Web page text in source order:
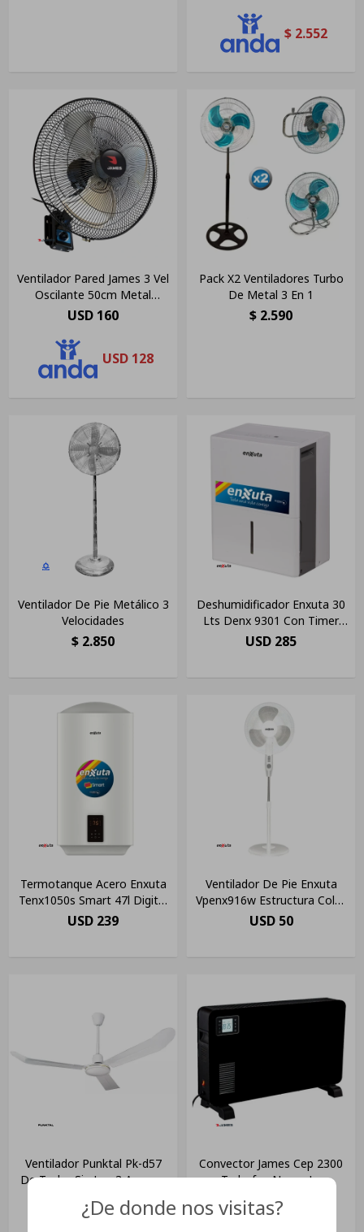
$ 2.552
Ventilador Pared James 3 Vel
Oscilante 50cm Metal
Vwi200 Ltc
USD 160
USD 128
Pack X2 Ventiladores Turbo
De Metal 3 En 1
$ 2.590
Ventilador De Pie Metálico 3
Velocidades
$ 2.850
Deshumidificador Enxuta 30
Lts Denx 9301 Con Timer
Albion Color Blanco
USD 285
Termotanque Acero Enxuta
Tenx1050s Smart 47l Digital
Ltc
USD 239
Ventilador De Pie Enxuta
Vpenx916w Estructura Color
Blanco
USD 50
Ventilador Punktal Pk-d57
De Techo Sin Luz 3 Aspas 5
USD57
Convector James Cep 2300
Turbofan Negro La
USD92
¿De donde nos visitas?